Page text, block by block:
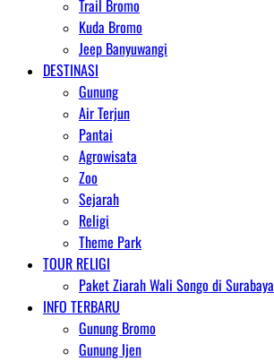
Trail Bromo
Kuda Bromo
Jeep Banyuwangi
DESTINASI
Gunung
Air Terjun
Pantai
Agrowisata
Zoo
Sejarah
Religi
Theme Park
TOUR RELIGI
Paket Ziarah Wali Songo di Surabaya
INFO TERBARU
Gunung Bromo
Gunung Ijen